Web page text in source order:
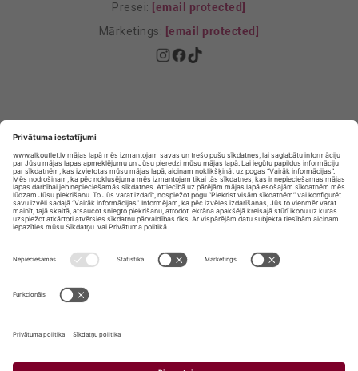
Presei: [email protected]
Mārketings: [email protected]
Privātuma Iestatījumi
E-veikala lietošanas noteikumi